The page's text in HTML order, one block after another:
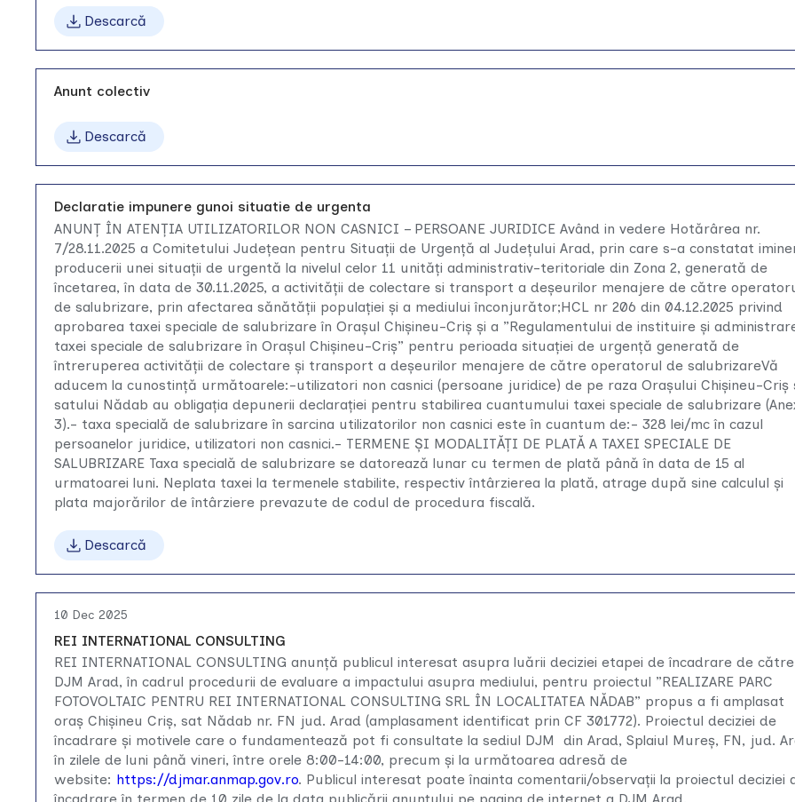
Descarcă
Anunt colectiv
Descarcă
Declaratie impunere gunoi situatie de urgenta
ANUNȚ ÎN ATENȚIA UTILIZATORILOR NON CASNICI – PERSOANE JURIDICE Având in vedere Hotărârea nr.
7/28.11.2025 a Comitetului Județean pentru Situații de Urgență al Județului Arad, prin care s-a constatat
producerii unei situații de urgentă la nivelul celor 11 unități administrativ-teritoriale din Zona 2, generată de
încetarea, în data de 30.11.2025, a activității de colectare si transport a deșeurilor menajere de către
de salubrizare, prin afectarea sănătății populației și a mediului înconjurător;HCL nr 206 din 04.12.2025 privind
aprobarea taxei speciale de salubrizare în Orașul Chișineu-Criș și a ”Regulamentului de instituire și
taxei speciale de salubrizare în Orașul Chișineu-Criș” pentru perioada situației de urgență generată de
întreruperea activității de colectare și transport a deșeurilor menajere de către operatorul de salubrizareVă
aducem la cunostință următoarele:-utilizatori non casnici (persoane juridice) de pe raza Orașului Chișineu-Criș
satului Nădab au obligația depunerii declarației pentru stabilirea cuantumului taxei speciale de salubrizare
3).- taxa specială de salubrizare în sarcina utilizatorilor non casnici este în cuantum de:- 328 lei/mc în cazul
persoanelor juridice, utilizatori non casnici.- TERMENE ȘI MODALITĂȚI DE PLATĂ A TAXEI SPECIALE DE
SALUBRIZARE Taxa specială de salubrizare se datorează lunar cu termen de plată până în data de 15 al
urmatoarei luni. Neplata taxei la termenele stabilite, respectiv întârzierea la plată, atrage după sine calculul și
plata majorărilor de întârziere prevazute de codul de procedura fiscală.
Descarcă
10 Dec 2025
REI INTERNATIONAL CONSULTING
REI INTERNATIONAL CONSULTING anunţă publicul interesat asupra luării deciziei etapei de încadrare de către
DJM Arad, în cadrul procedurii de evaluare a impactului asupra mediului, pentru proiectul ”REALIZARE PARC
FOTOVOLTAIC PENTRU REI INTERNATIONAL CONSULTING SRL ÎN LOCALITATEA NĂDAB” propus a fi amplasat
oraș Chișineu Criș, sat Nădab nr. FN jud. Arad (amplasament identificat prin CF 301772). Proiectul deciziei de
încadrare şi motivele care o fundamentează pot fi consultate la sediul DJM din Arad, Splaiul Mureş, FN, jud.
în zilele de luni până vineri, între orele 8:00-14:00, precum şi la următoarea adresă de
website: https://djmar.anmap.gov.ro. Publicul interesat poate înainta comentarii/observaţii la proiectul deciziei